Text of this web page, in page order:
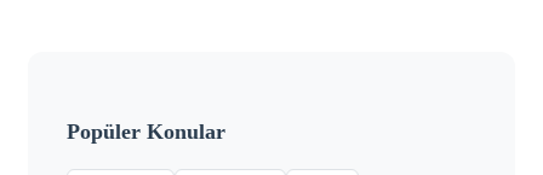
Popüler Konular